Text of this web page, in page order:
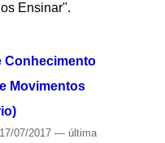
Ensinar".
Conhecimento
Movimentos
07/2017 — última